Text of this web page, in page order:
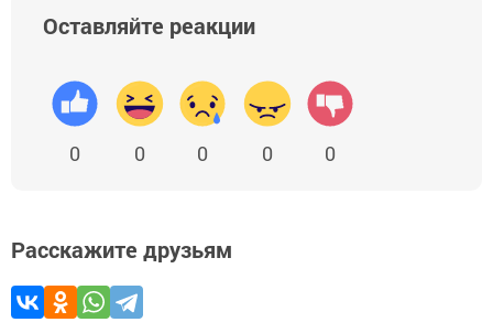
Оставляйте реакции
0 0 0 0 0
Расскажите друзьям